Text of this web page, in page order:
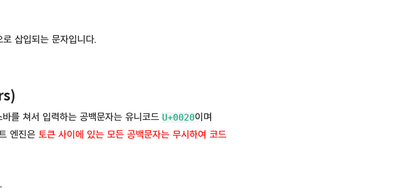
삽입되는 문자입니다.
를 쳐서 입력하는 공백문자는 유니코드 U+0020이며
엔진은 토큰 사이에 있는 모든 공백문자는 무시하여 코드